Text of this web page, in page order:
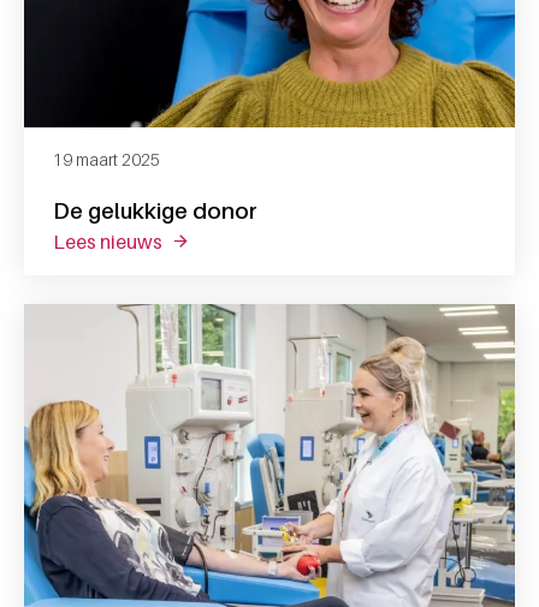
De gelukkige donor
19 maart 2025
lees nieuws over de gelukkige donor